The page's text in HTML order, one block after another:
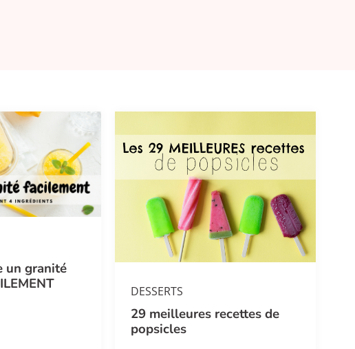
un granité
DESSERTS
29 meilleures recettes de
popsicles